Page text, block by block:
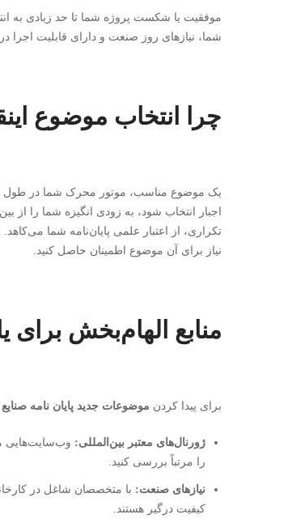
موفقیت یا شکست پروژه شما تا حد زیادی به
شما، نیازهای روز صنعت و دارای قابلیت اجرا
چرا انتخاب موضوع
یک موضوع مناسب، موتور محرک شما در طول
اجبار انتخاب شود، به زودی انگیزه شما را از
تکراری، از اعتبار علمی پایان‌نامه شما
نیاز برای آن موضوع اطمینان حاصل کنید.
منابع الهام‌بخش
برای پیدا کردن موضوعات جدید پایان نامه
ژورنال‌های معتبر بین‌المللی:
را مرتباً بررسی کنید.
نیازهای صنعت: با متخصصان شاغل در
کیفیت درگیر هستند.